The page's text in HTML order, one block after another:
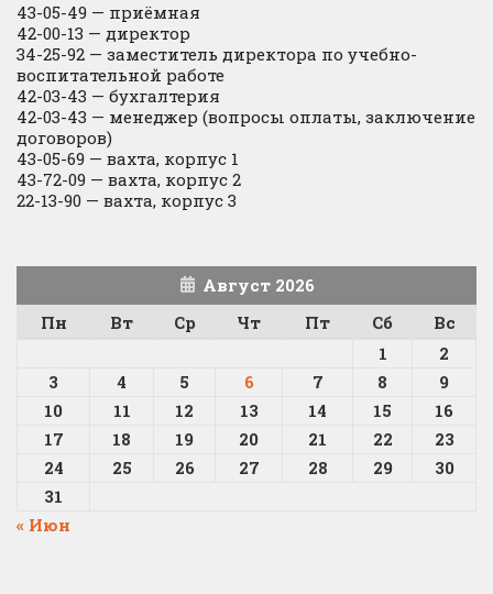
43-05-49 — приёмная
42-00-13 — директор
34-25-92 — заместитель директора по учебно-
воспитательной работе
42-03-43 — бухгалтерия
42-03-43 — менеджер (вопросы оплаты, заключение
договоров)
43-05-69 — вахта, корпус 1
43-72-09 — вахта, корпус 2
22-13-90 — вахта, корпус 3
Август 2026
Пн
Вт Ср Чт Пт Сб
Вс
1
2
3
4 5 6 7 8
9
10
11 12 13 14 15
16
17
18 19 20 21 22
23
24
25 26 27 28 29
30
31
« Июн